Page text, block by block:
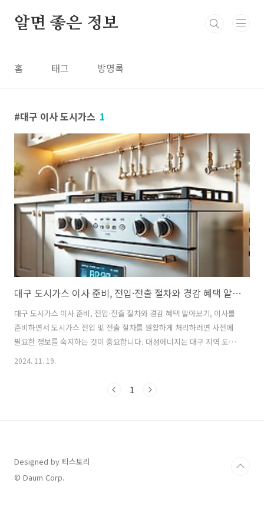
알면 좋은 정보
홈 태그 방명록
대구 이사 도시가스 1
대구 도시가스 이사 준비, 전입·전출 절차와 경감 혜택 알아보기
대구 도시가스 이사 준비, 전입·전출 절차와 경감 혜택 알아보기, 이사를
준비하면서 도시가스 전입 및 전출 절차를 원활하게 처리하려면 사전에
필요한 정보를 숙지하는 것이 중요합니다. 대성에너지는 대구 지역 도시
가스 공급을 담당하며, 고객의 편의를 위해 간단하고 체계적인 절차와 다
에 대해 아래에서 자세히 살펴보겠습니다. 대구도시가스 전입.전출 신청
2024. 11. 19.
1
Designed by 티스토리
© Daum Corp.